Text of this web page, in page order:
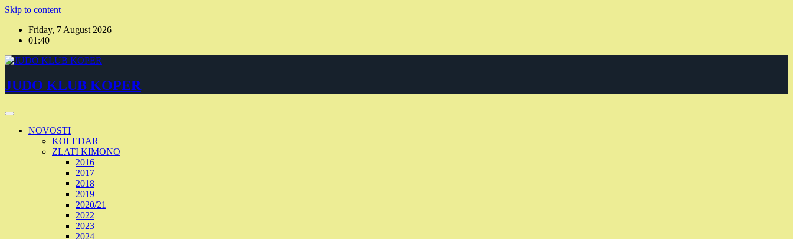
Skip to content
Friday, 7 August 2026
01:40
JUDO KLUB KOPER
NOVOSTI
KOLEDAR
ZLATI KIMONO
2016
2017
2018
2019
2020/21
2022
2023
2024